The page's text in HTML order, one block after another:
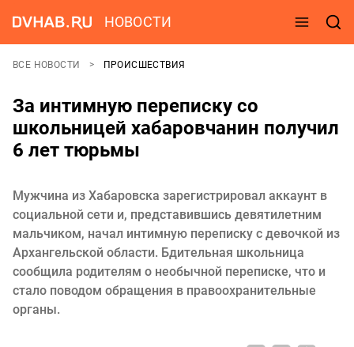
НОВОСТИ
ВСЕ НОВОСТИ ПРОИСШЕСТВИЯ
За интимную переписку со
школьницей хабаровчанин получил
6 лет тюрьмы
Мужчина из Хабаровска зарегистрировал аккаунт в
социальной сети и, представившись девятилетним
мальчиком, начал интимную переписку с девочкой из
Архангельской области. Бдительная школьница
сообщила родителям о необычной переписке, что и
стало поводом обращения в правоохранительные
органы.